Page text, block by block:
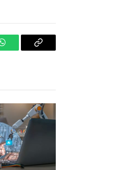
WhatsAppCopy